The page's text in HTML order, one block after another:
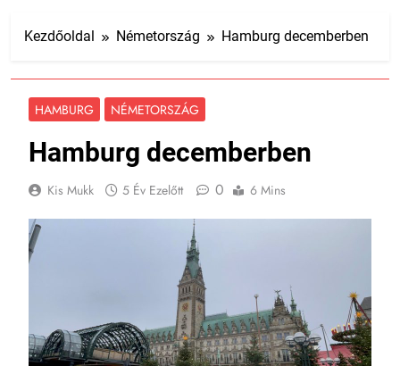
Kezdőoldal Németország Hamburg decemberben
HAMBURG NÉMETORSZÁG
Hamburg decemberben
Kis Mukk 5 Év Ezelőtt 0 6 Mins